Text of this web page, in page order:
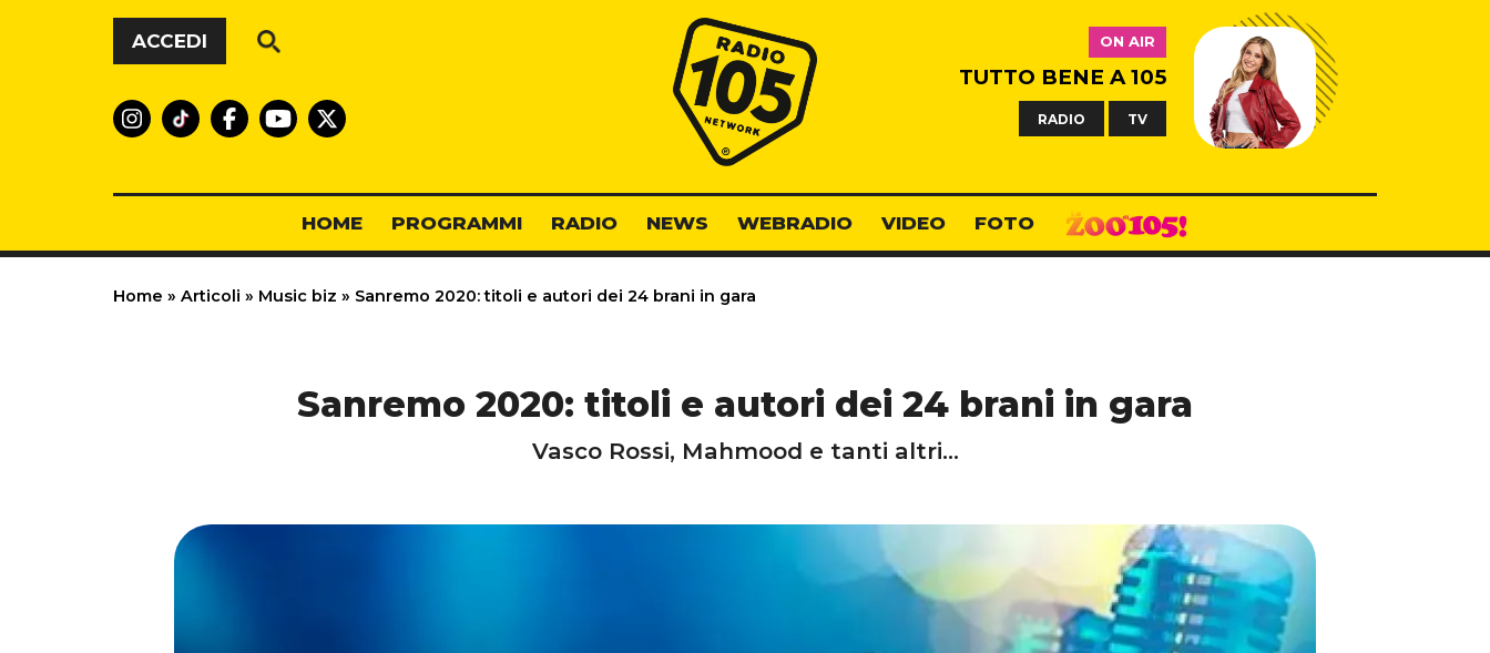
Vai al contenuto
ACCEDI
Radio 105
ON AIR
TUTTO BENE A 105
RADIO TV
HOME PROGRAMMI RADIO NEWS WEBRADIO VIDEO FOTO
Home » Articoli » Music biz » Sanremo 2020: titoli e autori dei 24 brani in gara
Sanremo 2020: titoli e autori dei 24 brani in gara
Vasco Rossi, Mahmood e tanti altri...